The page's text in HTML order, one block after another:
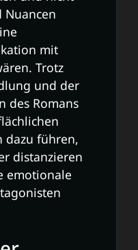
mit
Trotz
und der
des Romans
dazu führen,
distanzieren
emotionale